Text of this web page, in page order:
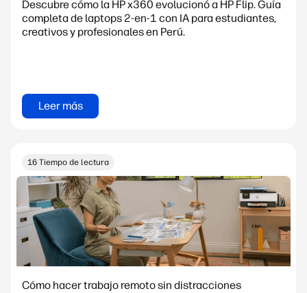
Descubre cómo la HP x360 evolucionó a HP Flip. Guía
completa de laptops 2-en-1 con IA para estudiantes,
creativos y profesionales en Perú.
Leer más
16 Tiempo de lectura
Cómo hacer trabajo remoto sin distracciones